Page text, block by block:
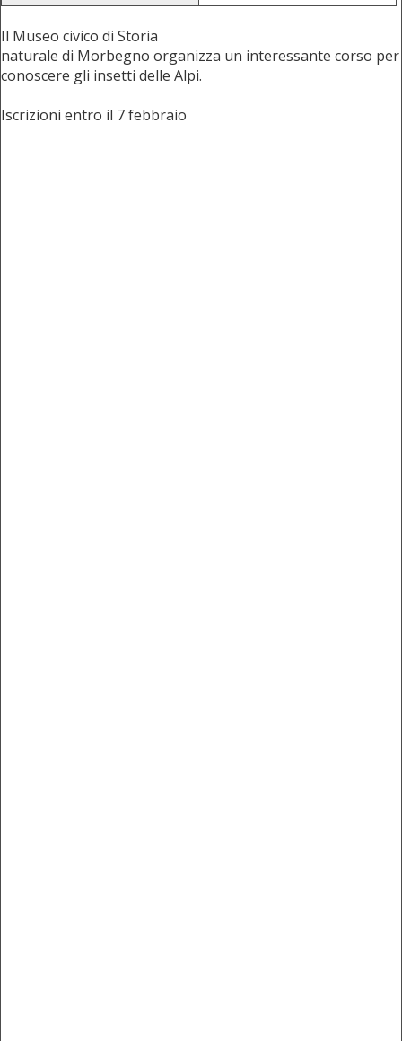
Il Museo civico di Storia
naturale di Morbegno organizza un interessante corso per
conoscere gli insetti delle Alpi.
Iscrizioni entro il 7 febbraio